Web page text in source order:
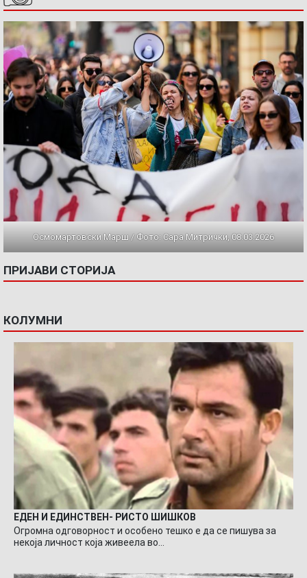
Осмомартовски Марш / Фото: Сара Митрички, 08.03.2026
ПРИЈАВИ СТОРИЈА
КОЛУМНИ
ЕДЕН И ЕДИНСТВЕН- РИСТО ШИШКОВ
Огромна одговорност и особено тешко е да се пишува за
некоја личност која живеела во…